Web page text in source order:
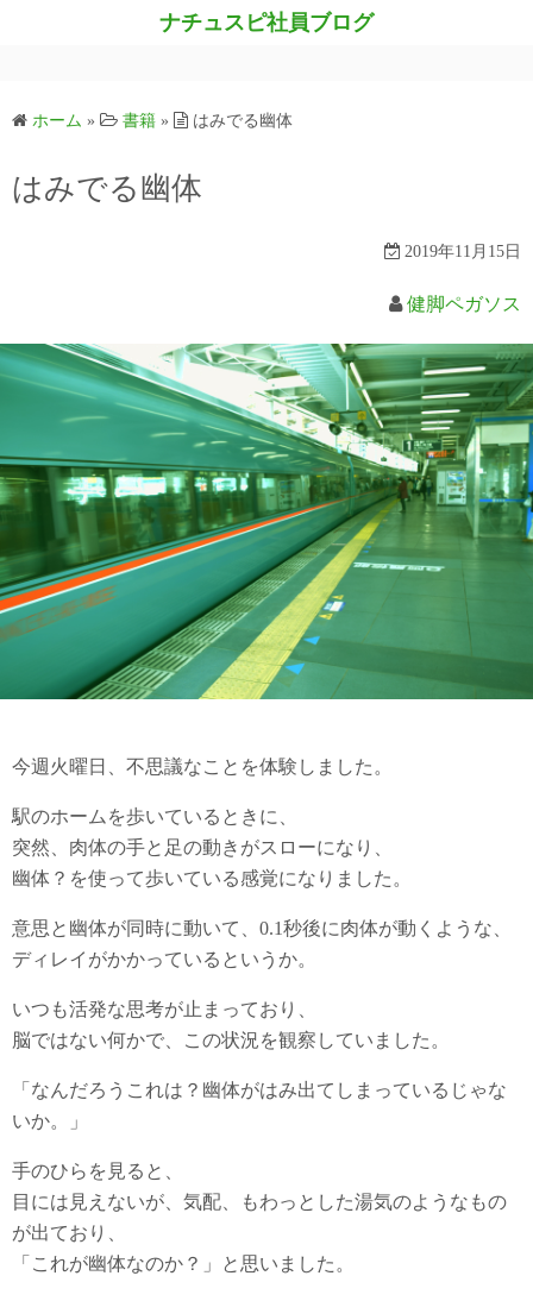
ス
ナチュスピ社員ブログ
ホーム » 書籍 » はみでる幽体
はみでる幽体
2019年11月15日
健脚ペガソス
今週火曜日、不思議なことを体験しました。
駅のホームを歩いているときに、
突然、肉体の手と足の動きがスローになり、
幽体？を使って歩いている感覚になりました。
意思と幽体が同時に動いて、0.1秒後に肉体が動くような、
ディレイがかかっているというか。
いつも活発な思考が止まっており、
脳ではない何かで、この状況を観察していました。
「なんだろうこれは？幽体がはみ出てしまっているじゃな
いか。」
手のひらを見ると、
目には見えないが、気配、もわっとした湯気のようなもの
が出ており、
「これが幽体なのか？」と思いました。